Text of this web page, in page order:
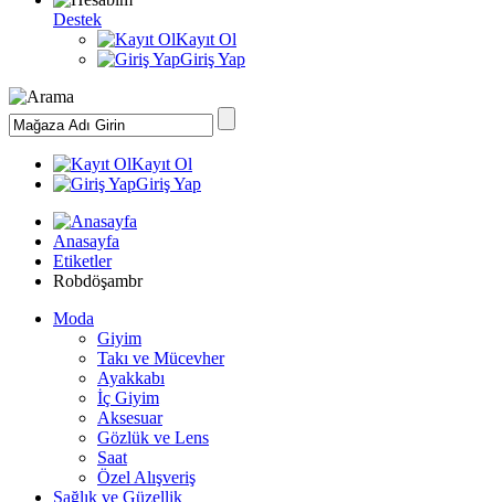
Destek
Kayıt Ol
Giriş Yap
Kayıt Ol
Giriş Yap
Anasayfa
Etiketler
Robdöşambr
Moda
Giyim
Takı ve Mücevher
Ayakkabı
İç Giyim
Aksesuar
Gözlük ve Lens
Saat
Özel Alışveriş
Sağlık ve Güzellik